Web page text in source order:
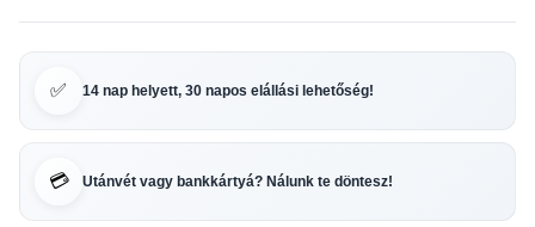
✅ 14 nap helyett, 30 napos elállási lehetőség!
💳 Utánvét vagy bankkártyá? Nálunk te döntesz!